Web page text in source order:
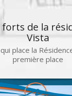
de la
Vista
place la
première place